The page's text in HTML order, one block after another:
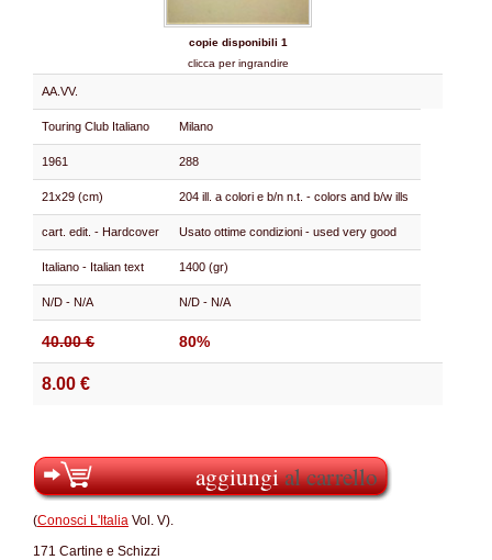
copie disponibili 1
clicca per ingrandire
AA.VV.
Touring Club Italiano Milano
1961 288
21x29 (cm) 204 ill. a colori e b/n n.t. - colors and b/w ills
cart. edit. - Hardcover Usato ottime condizioni - used very good
Italiano - Italian text 1400 (gr)
N/D - N/A N/D - N/A
40.00 € 80%
8.00 €
aggiungial carrello
(Conosci L'Italia Vol. V).
171 Cartine e Schizzi